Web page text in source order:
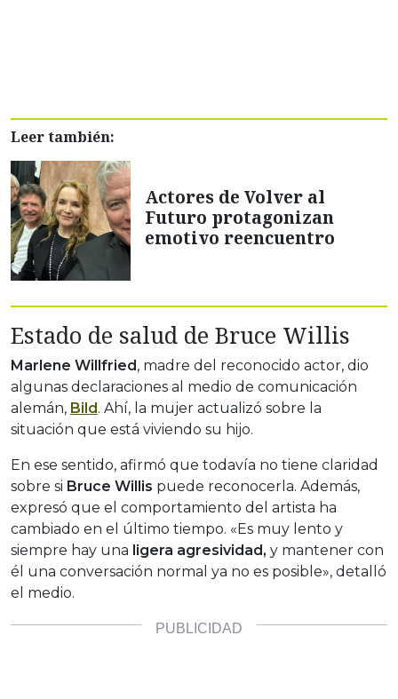
Leer también:
Actores de Volver al
Futuro protagonizan
emotivo reencuentro
Estado de salud de Bruce Willis
Marlene Willfried , madre del reconocido actor, dio
algunas declaraciones al medio de comunicación
alemán, Bild . Ahí, la mujer actualizó sobre la
situación que está viviendo su hijo.
En ese sentido, afirmó que todavía no tiene claridad
sobre si Bruce Willis puede reconocerla. Además,
expresó que el comportamiento del artista ha
cambiado en el último tiempo. «Es muy lento y
siempre hay una ligera agresividad, y mantener con
él una conversación normal ya no es posible», detalló
el medio.